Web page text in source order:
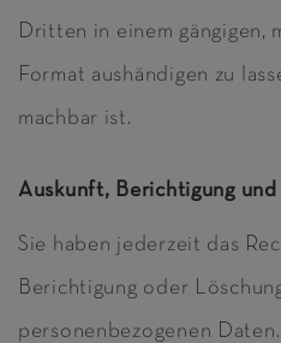
Dritten in einem gängigen,
Format aushändigen zu
machbar ist.
Auskunft, Berichtigung und
Sie haben jederzeit das
Berichtigung oder
personenbezogenen Daten.